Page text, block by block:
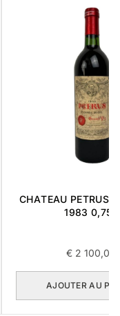
CHATEAU PETRUS '
1983 0,75L
€ 2 100,00
AJOUTER AU